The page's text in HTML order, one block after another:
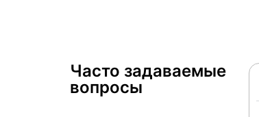
Часто задаваемые
вопросы ​